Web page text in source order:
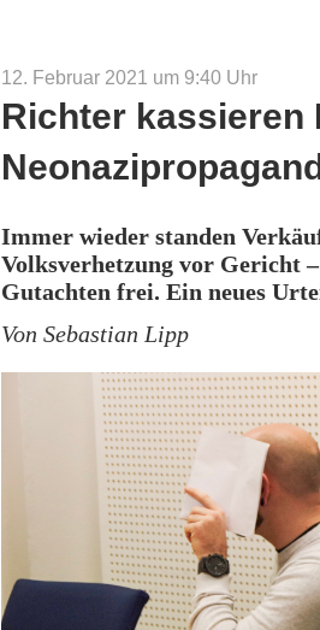
12. Februar 2021 um 9:40 Uhr
Richter kassieren
Immer wieder standen
Volksverhetzung vor Gericht
Gutachten frei. Ein neues
Von Sebastian Lipp